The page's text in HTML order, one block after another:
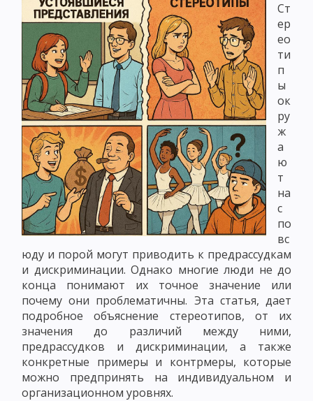
Ст
ер
ео
ти
п
ы
ок
ру
ж
а
ю
т
на
с
по
вс
юду и порой могут приводить к предрассудкам
и дискриминации. Однако многие люди не до
конца понимают их точное значение или
почему они проблематичны. Эта статья, дает
подробное объяснение стереотипов, от их
значения до различий между ними,
предрассудков и дискриминации, а также
конкретные примеры и контрмеры, которые
можно предпринять на индивидуальном и
организационном уровнях.